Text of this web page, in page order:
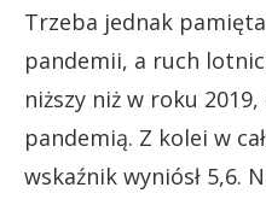
Trzeba jednak
pandemii, a ruch
niższy niż w roku
pandemią. Z kolei w
wskaźnik wyniósł 5,6.